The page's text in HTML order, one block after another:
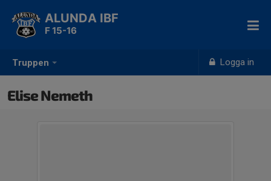
Truppen Logga in
ALUNDA IBF
F 15-16
Elise Nemeth